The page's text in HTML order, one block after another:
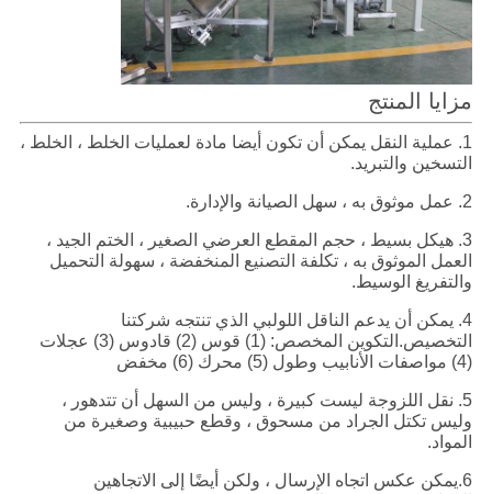
مزايا المنتج
1. عملية النقل يمكن أن تكون أيضا مادة لعمليات الخلط ، الخلط ،
التسخين والتبريد.
2. عمل موثوق به ، سهل الصيانة والإدارة.
3. هيكل بسيط ، حجم المقطع العرضي الصغير ، الختم الجيد ،
العمل الموثوق به ، تكلفة التصنيع المنخفضة ، سهولة التحميل
والتفريغ الوسيط.
4. يمكن أن يدعم الناقل اللولبي الذي تنتجه شركتنا
التخصيص.التكوين المخصص: (1) قوس (2) قادوس (3) عجلات
(4) مواصفات الأنابيب وطول (5) محرك (6) مخفض
5. نقل اللزوجة ليست كبيرة ، وليس من السهل أن تتدهور ،
وليس تكتل الجراد من مسحوق ، وقطع حبيبية وصغيرة من
المواد.
6.يمكن عكس اتجاه الإرسال ، ولكن أيضًا إلى الاتجاهين